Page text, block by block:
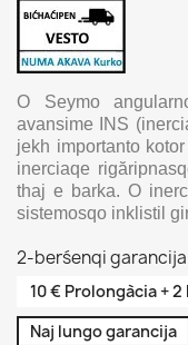
O Seymo
avansime INS
jekh importanto
inerciaqe
thaj e barka. O
sistemosqo inklistil
2-berśenqi
10 € Prolongàcia +
Naj lungo garancija